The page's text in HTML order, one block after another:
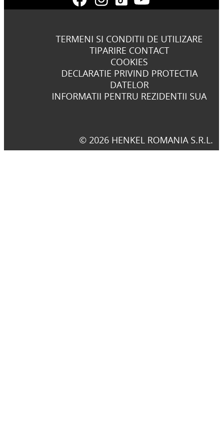
TERMENI SI CONDITII DE UTILIZARE
TIPARIRE CONTACT
COOKIES
DECLARATIE PRIVIND PROTECTIA
DATELOR
INFORMATII PENTRU REZIDENTII SUA
© 2026 HENKEL ROMANIA S.R.L.